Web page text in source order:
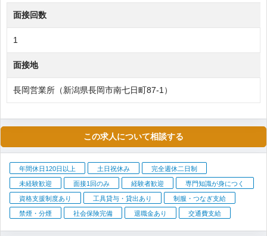
面接回数
1
面接地
長岡営業所（新潟県長岡市南七日町87-1）
この求人について相談する
年間休日120日以上 土日祝休み 完全週休二日制
未経験歓迎 面接1回のみ 経験者歓迎 専門知識が身につく
資格支援制度あり 工具貸与・貸出あり 制服・つなぎ支給
禁煙・分煙 社会保険完備 退職金あり 交通費支給